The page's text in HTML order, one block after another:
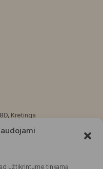
užtikrintume tinkamą
Kretinga